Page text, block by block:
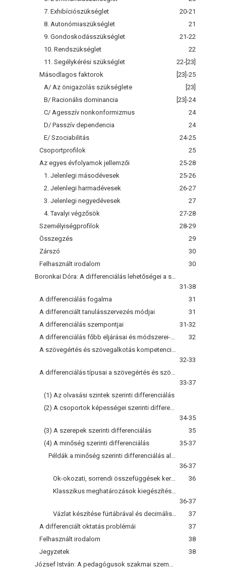
7. Exhibíciószükséglet
20-21
8. Autonómiaszükséglet
21
9. Gondoskodásszükséglet
21-22
10. Rendszükséglet
22
11. Segélykérési szükséglet
22-[23]
Másodlagos faktorok
[23]-25
A/ Az önigazolás szükséglete
[23]
B/ Racionális dominancia
[23]-24
C/ Agesszív nonkonformizmus
24
D/ Passzív dependencia
24
E/ Szociabilitás
24-25
Csoportprofilok
25
Az egyes évfolyamok jellemzői
25-28
1. Jelenlegi másodévesek
25-26
2. Jelenlegi harmadévesek
26-27
3. Jelenlegi negyedévesek
27
4. Tavalyi végzősök
27-28
Személyiségprofilok
28-29
Összegzés
29
Zárszó
30
Felhasznált irodalom
30
31-38
A differenciálás fogalma
31
A differenciált tanulásszervezés módjai
31
A differenciálás szempontjai
31-32
32
32-33
33-37
(1) Az olvasási szintek szerinti differenciálás
34-35
(3) A szerepek szerinti differenciálás
35
(4) A minőség szerinti differenciálás
35-37
36-37
Ok-okozati, sorrendi összefüggések keresése mondatok és bekezdések között
36
36-37
37
A differenciált oktatás problémái
37
Felhasznált irodalom
38
Jegyzetek
38